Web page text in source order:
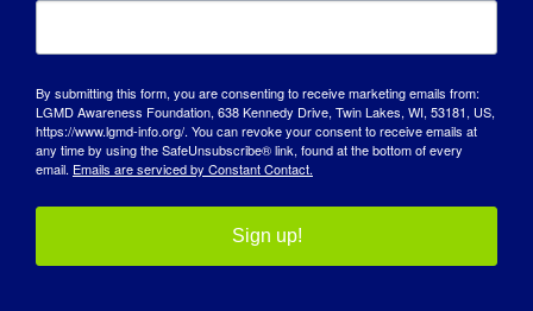
an LGMD Interessierten gerne über die
Forschung (Ihre eigenen Projekte und
über das Gebiet im Allgemeinen)
Die Grundlagenforschung ist frustrierend
langsam, weil wir von einem
By submitting this form, you are consenting to receive marketing emails from:
LGMD Awareness Foundation, 638 Kennedy Drive, Twin Lakes, WI, 53181, US,
https://www.lgmd-info.org/. You can revoke your consent to receive emails at
any time by using the SafeUnsubscribe® link, found at the bottom of every
email. Emails are serviced by Constant Contact.
Sign up!